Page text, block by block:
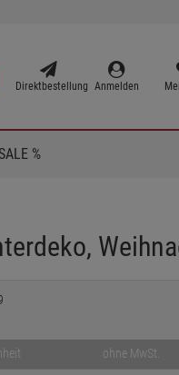
Direktbestellung Anmelden
SALE %
ohne MwSt.